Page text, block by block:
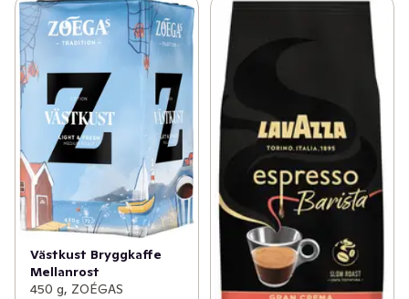
Västkust Bryggkaffe
Mellanrost
450 g, ZOÉGAS